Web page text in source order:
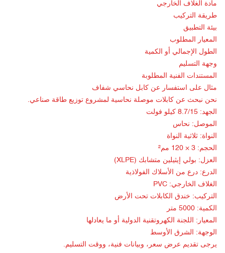
مادة الغلاف الخارجي
طريقة التركيب
بيئة التطبيق
المعيار المطلوب
الطول الإجمالي أو الكمية
وجهة التسليم
المستندات الفنية المطلوبة
مثال على استفسار عن كابل نحاسي شفاف
نحن نبحث عن كابلات موصلة نحاسية لمشروع توزيع طاقة صناعي.
الجهد: 8.7/15 كيلو فولت
الموصل: نحاس
النواة: ثلاثية النواة
الحجم: 3 × 120 مم²
العزل: بولي إيثيلين متشابك (XLPE)
الدرع: درع من الأسلاك الفولاذية
الغلاف الخارجي: PVC
التركيب: خندق الكابلات تحت الأرض
الكمية: 5000 متر
المعيار: اللجنة الكهروتقنية الدولية أو ما يعادلها
الوجهة: الشرق الأوسط
يرجى تقديم عرض سعر، وبيانات فنية، ووقت التسليم.